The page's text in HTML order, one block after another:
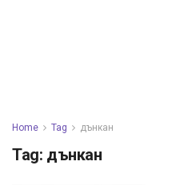
Home Tag дънкан
Tag: дънкан